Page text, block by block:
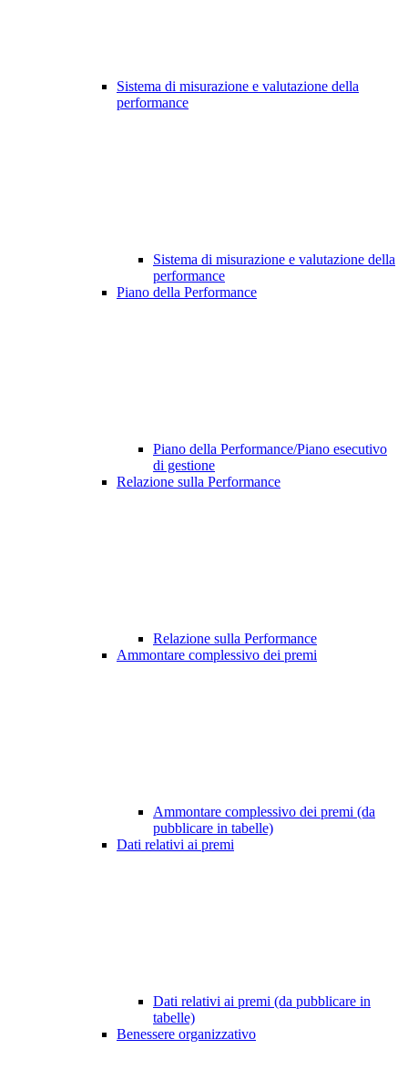
Sistema di misurazione e valutazione della
performance
Sistema di misurazione e valutazione della
performance
Piano della Performance
Piano della Performance/Piano esecutivo
di gestione
Relazione sulla Performance
Relazione sulla Performance
Ammontare complessivo dei premi
Ammontare complessivo dei premi (da
pubblicare in tabelle)
Dati relativi ai premi
Dati relativi ai premi (da pubblicare in
tabelle)
Benessere organizzativo